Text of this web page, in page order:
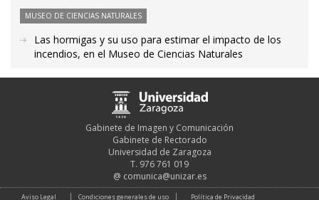
MUSEO DE CIENCIAS NATURALES
Las hormigas y su uso para estimar el impacto de los
incendios, en el Museo de Ciencias Naturales
Gabinete de Imagen y Comunicación
Gabinete de Rectorado
Universidad de Zaragoza
T. 976 761 019
@ comunica@unizar.es
Aviso Legal Condiciones generales de uso Política de Privacidad